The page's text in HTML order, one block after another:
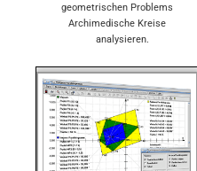
geometrischen Problems
Archimedische Kreise
analysieren.